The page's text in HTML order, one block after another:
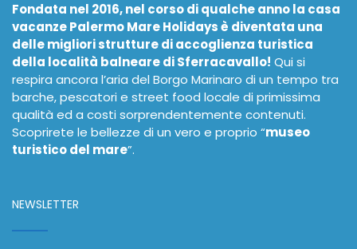
Fondata nel 2016, nel corso di qualche anno la casa
vacanze Palermo Mare Holidays è diventata una
delle migliori strutture di accoglienza turistica
della località balneare di Sferracavallo! Qui si
respira ancora l’aria del Borgo Marinaro di un tempo tra
barche, pescatori e street food locale di primissima
qualità ed a costi sorprendentemente contenuti.
Scoprirete le bellezze di un vero e proprio “museo
turistico del mare”.
NEWSLETTER